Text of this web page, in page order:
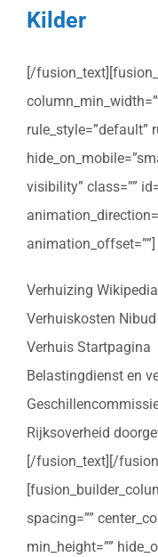
Kilder
[/
rule_style=”default”
visibility” class=””
animation_offset=””]
Verhuizing Wikipedia
Verhuiskosten Nibud
Verhuis Startpagina
Belastingdienst en
Rijksoverheid
[/fusion_text][/
spacing=””
min_height=””